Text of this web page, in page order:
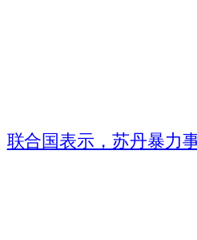
联合国表示，苏丹暴力